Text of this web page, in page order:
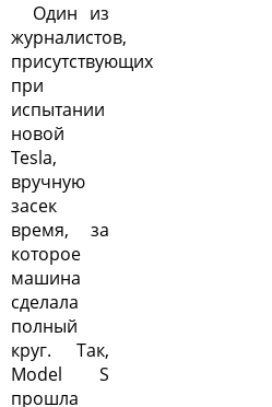
Один из
журналистов,
присутствующих
при
испытании
новой
Tesla,
вручную
засек
время, за
которое
машина
сделала
полный
круг. Так,
Model S
прошла